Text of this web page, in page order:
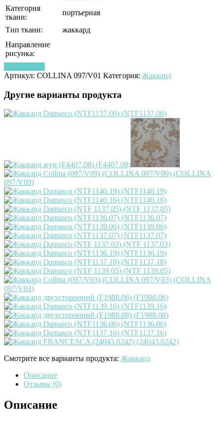
Категория
ткани:
портьерная
Тип ткани:
жаккард
Направление
рисунка:
Артикул: COLLINA 097/V01 Категория: Жаккард
Другие варианты продукта
Смотрите все варианты продукта: Жаккард
Описание
Отзывы (0)
Описание